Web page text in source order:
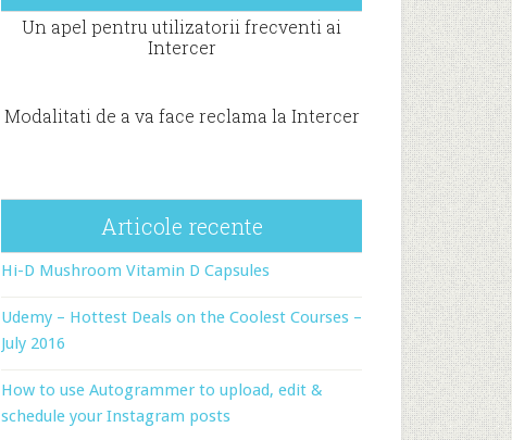
Un apel pentru utilizatorii frecventi ai
Intercer
Modalitati de a va face reclama la Intercer
Articole recente
Hi-D Mushroom Vitamin D Capsules
Udemy – Hottest Deals on the Coolest Courses –
July 2016
How to use Autogrammer to upload, edit &
schedule your Instagram posts